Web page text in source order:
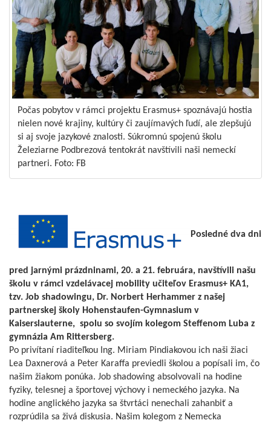
Počas pobytov v rámci projektu Erasmus+ spoznávajú hostia
nielen nové krajiny, kultúry či zaujímavých ľudí, ale zlepšujú
si aj svoje jazykové znalosti. Súkromnú spojenú školu
Železiarne Podbrezová tentokrát navštívili naši nemeckí
partneri. Foto: FB
Posledné dva dni
pred jarnými prázdninami, 20. a 21. februára, navštívili našu
školu v rámci vzdelávacej mobility učiteľov Erasmus+ KA1,
tzv. Job shadowingu, Dr. Norbert Herhammer z našej
partnerskej školy Hohenstaufen-Gymnasium v
Kaiserslauterne, spolu so svojím kolegom Steffenom Luba z
gymnázia Am Rittersberg.
Po privítaní riaditeľkou Ing. Miriam Pindiakovou ich naši žiaci
Lea Daxnerová a Peter Karaffa previedli školou a popísali im, čo
našim žiakom ponúka. Job shadowing absolvovali na hodine
fyziky, telesnej a športovej výchovy i nemeckého jazyka. Na
hodine anglického jazyka sa štvrtáci nenechali zahanbiť a
rozprúdila sa živá diskusia. Našim kolegom z Nemecka